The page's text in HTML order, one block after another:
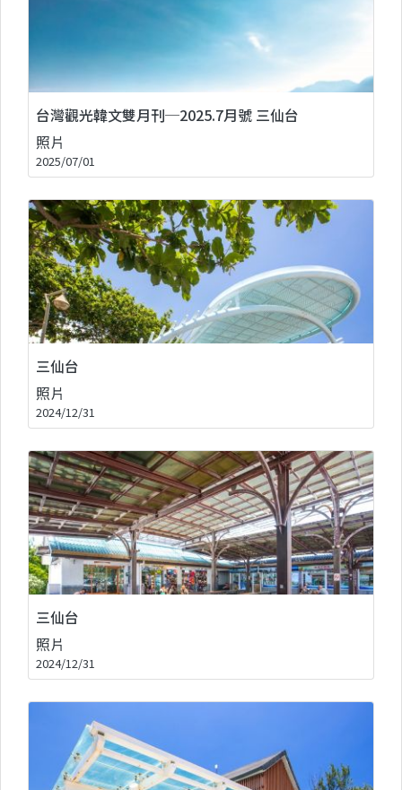
台灣觀光韓文雙月刊─2025.7月號 三仙台
照片
2025/07/01
三仙台
照片
2024/12/31
三仙台
照片
2024/12/31